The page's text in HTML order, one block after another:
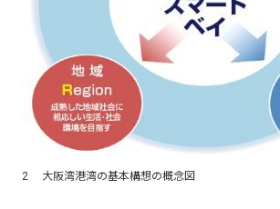
2 大阪湾港湾の基本構想の概念図